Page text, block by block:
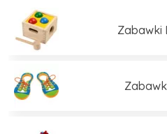
Zabawki